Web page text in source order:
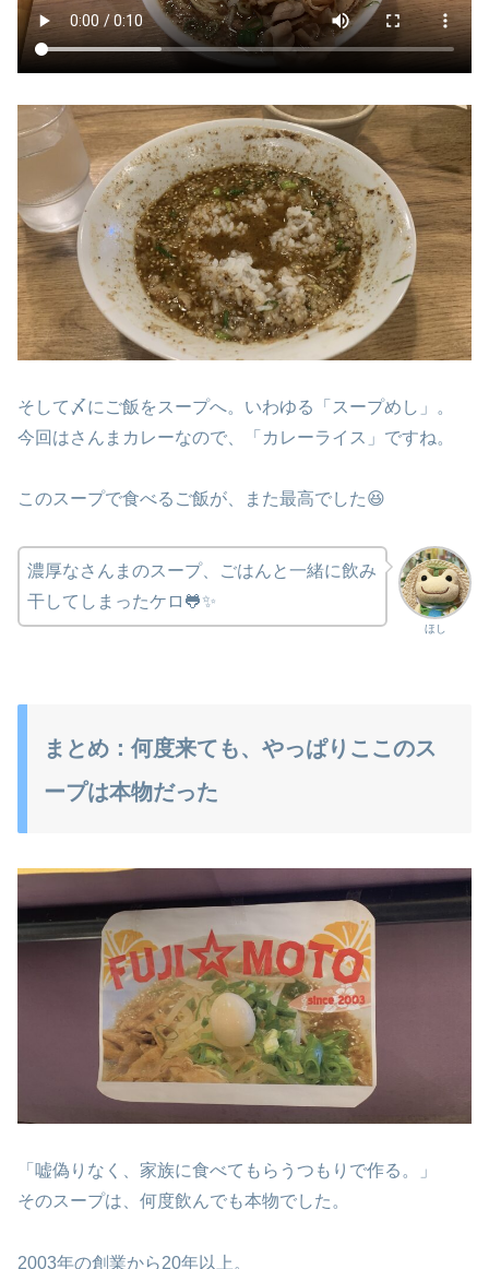
そして〆にご飯をスープへ。いわゆる「スープめし」。
今回はさんまカレーなので、「カレーライス」ですね。
このスープで食べるご飯が、また最高でした😆
ほし
濃厚なさんまのスープ、ごはんと一緒に飲み
干してしまったケロ🐸✨
まとめ：何度来ても、やっぱりここのス
ープは本物だった
「嘘偽りなく、家族に食べてもらうつもりで作る。」
そのスープは、何度飲んでも本物でした。
2003年の創業から20年以上。